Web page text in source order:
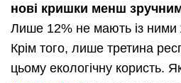
нові кришки менш
Лише 12% не мають із ними
Крім того, лише третина
цьому екологічну користь.